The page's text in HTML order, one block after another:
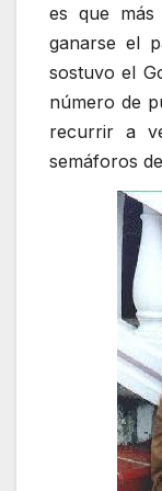
es que más
ganarse el
sostuvo el
número de
recurrir a
semáforos